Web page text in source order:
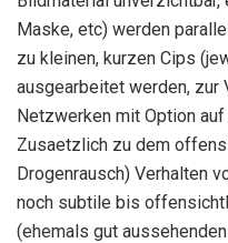
Maske, etc) werden
zu kleinen, kurzen Cips
ausgearbeitet werden, zur
Netzwerken mit Option
Zusaetzlich zu dem
Drogenrausch) Verhalten
noch subtile bis
(ehemals gut